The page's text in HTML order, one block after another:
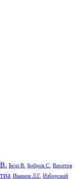
Белл В. Бобров С. Вахитов
Ивашов Л.Г. Изборский